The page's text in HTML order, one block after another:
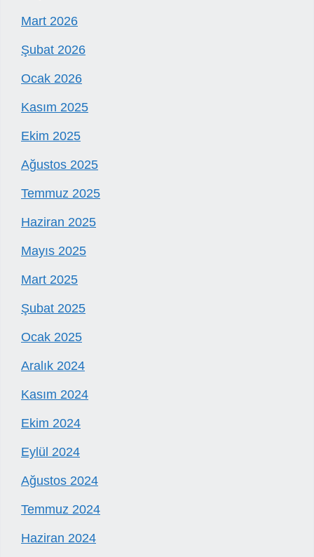
Mart 2026
Şubat 2026
Ocak 2026
Kasım 2025
Ekim 2025
Ağustos 2025
Temmuz 2025
Haziran 2025
Mayıs 2025
Mart 2025
Şubat 2025
Ocak 2025
Aralık 2024
Kasım 2024
Ekim 2024
Eylül 2024
Ağustos 2024
Temmuz 2024
Haziran 2024